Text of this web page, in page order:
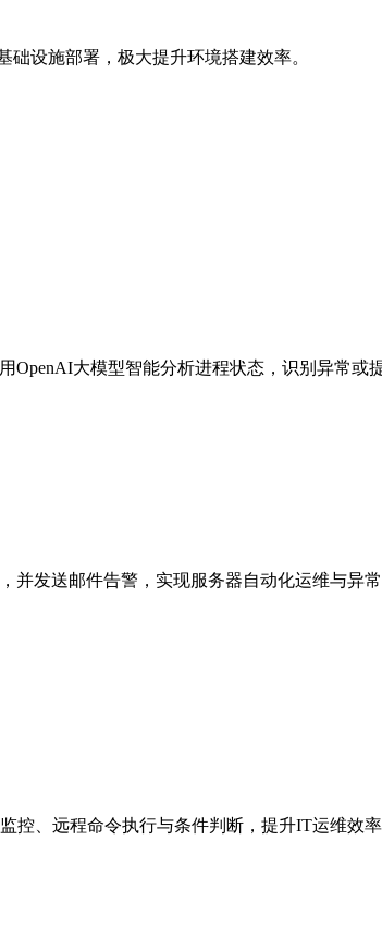
础设施部署，极大提升环境搭建效率。
大模型智能分析进程状态，识别异常或
并发送邮件告警，实现服务器自动化运维与异常
控、远程命令执行与条件判断，提升IT运维效率